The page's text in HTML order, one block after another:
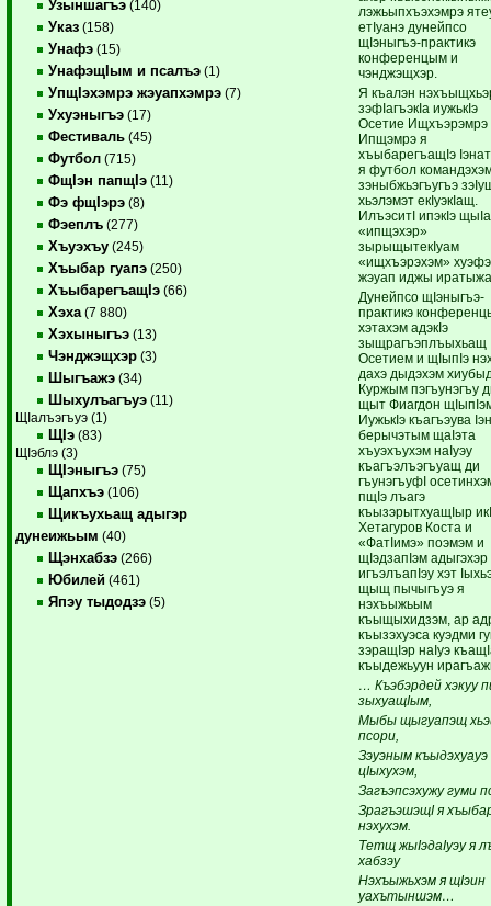
Узыншагъэ (140)
Указ (158)
Унафэ (15)
УнафэщIым и псалъэ (1)
УпщIэхэмрэ жэуапхэмрэ (7)
Ухуэныгъэ (17)
Фестиваль (45)
Футбол (715)
ФщIэн папщIэ (11)
Фэ фщIэрэ (8)
Фэеплъ (277)
Хъуэхъу (245)
Хъыбар гуапэ (250)
ХъыбарегъащIэ (66)
Хэха (7 880)
Хэхыныгъэ (13)
Чэнджэщхэр (3)
Шыгъажэ (34)
Шыхулъагъуэ (11)
ЩIалъэгъуэ (1)
ЩIэ (83)
ЩIэблэ (3)
ЩIэныгъэ (75)
Щапхъэ (106)
Щикъухьащ адыгэр
дунеижьым (40)
Щэнхабзэ (266)
Юбилей (461)
Япэу тыдодзэ (5)
лэжьыпхъэхэмрэ
етIуанэ дунейпсо
щIэныгъэ-практикэ
конференцым и
чэнджэщхэр.
Я къалэн
зэфIагъэкIа иужькIэ
Осетие Ищхъэрэмрэ
Ипщэмрэ я
хъыбарегъащIэ
я футбол
зэныбжьэгъугъэ
хьэлэмэт екIуэкIащ.
ИлъэситI ипэкIэ
«ипщэхэр»
зырыщытекIуам
«ищхъэрэхэм»
жэуап иджы
Дунейпсо щIэныгъэ-
практикэ
хэтахэм адэкIэ
зыщрагъэплъыхьащ
Осетием и щIыпIэ
дахэ дыдэхэм
Куржым пэгъунэгъу
щыт Фиагдон
ИужькIэ къагъэува
берычэтым щаIэта
хъуэхъухэм наIуэу
къагъэлъэгъуащ ди
гъунэгъуфI
пщIэ лъагэ
къызэрытхуащIыр
Хетагуров Коста и
«ФатIимэ» поэмэм и
щIэдзапIэм адыгэхэр
игъэлъапIэу хэт
щыщ пычыгъуэ я
нэхъыжьым
къыщыхидзэм, ар
къызэхуэса куэдми
зэращIэр наIуэ
къыдежьуун
… Къэбэрдей хэкуу
зыхуащIым,
Мыбы щыгуапэщ
псори,
Зэуэным къыдэхуауэ
цIыхухэм,
Загъэпсэхужу гуми
ЗрагъэшэщI я
нэхухэм.
Тетщ жыIэдаIуэу я
хабзэу
Нэхъыжьхэм я щIэин
уахътыншэм…